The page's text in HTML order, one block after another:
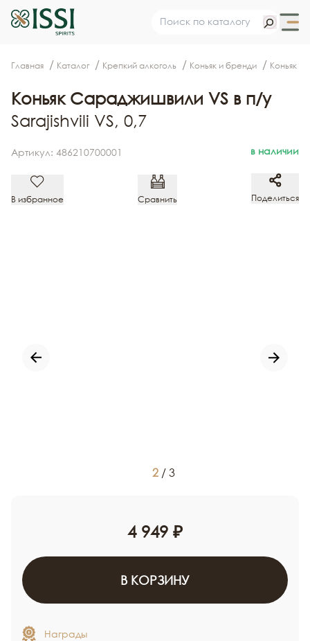
Главная Каталог Крепкий алкоголь Коньяк и бренди Коньяк
Коньяк Сараджишвили VS в п/у
Sarajishvili VS, 0,7
Артикул: 486210700001 в наличии
В избранное Сравнить Поделиться
2/ 3
4 949 ₽
В КОРЗИНУ
Награды